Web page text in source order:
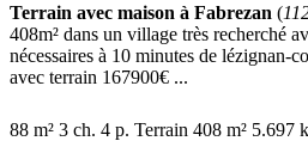
Terrain avec maison à Fabrezan (
408m² dans un village très recherché
nécessaires à 10 minutes de lézignan-
avec terrain 167900€ ...
88 m² 3 ch. 4 p. Terrain 408 m² 5.697